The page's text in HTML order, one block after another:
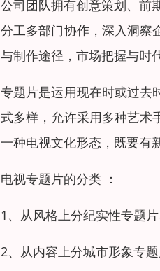
公司团队拥有创意策划、前
分工多部门协作，深入洞察
与制作途径，市场把握与时
专题片是运用现在时或过去
式多样，允许采用多种艺术
一种电视文化形态，既要有
电视专题片的分类 ：
1、从风格上分纪实性专题
2、从内容上分城市形象专